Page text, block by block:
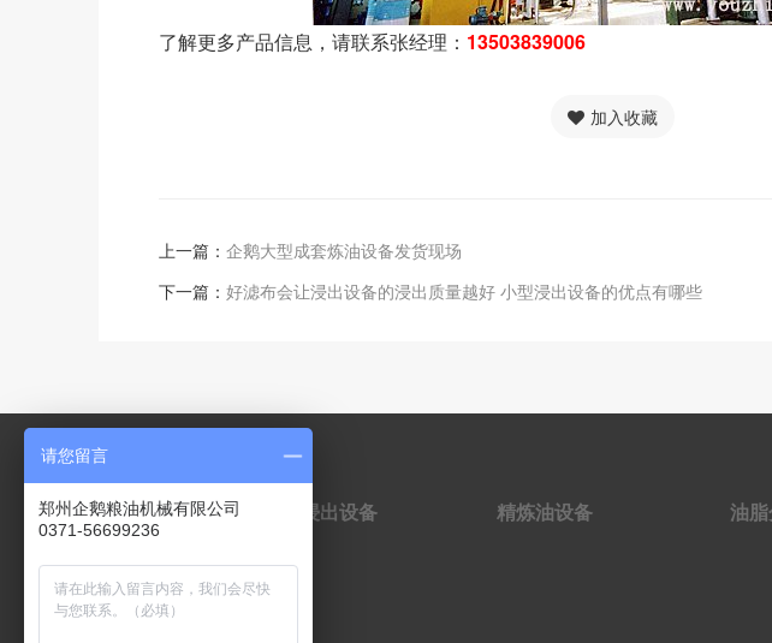
了解更多产品信息，请联系张经理： 13503839006
加入收藏
上一篇： 企鹅大型成套炼油设备发货现场
下一篇： 好滤布会让浸出设备的浸出质量越好 小型浸出设备的优点有哪些
预处理设备 油脂浸出设备 精炼油设备 油
请您留言
郑州企鹅粮油机械有限公司
0371-56699236